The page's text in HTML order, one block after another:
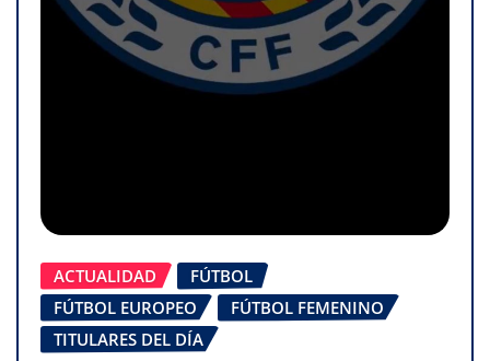
ACTUALIDAD
FÚTBOL
FÚTBOL EUROPEO
FÚTBOL FEMENINO
TITULARES DEL DÍA